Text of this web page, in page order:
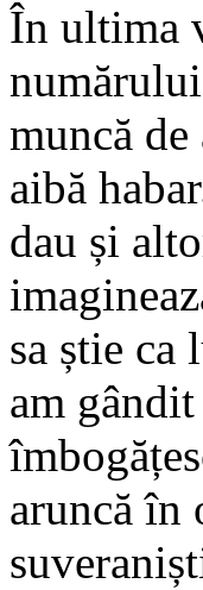
În ultima
muncă
aibă
dau și
sa știe ca
am
aruncă în